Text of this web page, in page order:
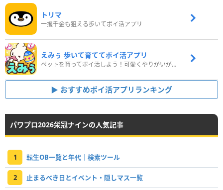
トリマ
一攫千金も狙える歩いてポイ活アプリ
えみぅ 歩いて育ててポイ活アプリ
ペットを育ってポイ活しよう！可愛くやりがいがある新感覚アプリ
おすすめポイ活アプリランキング
パワプロ2026栄冠ナインの人気記事
1 転生OB一覧と年代｜検索ツール
2 止まるべき日とイベント・隠しマス一覧